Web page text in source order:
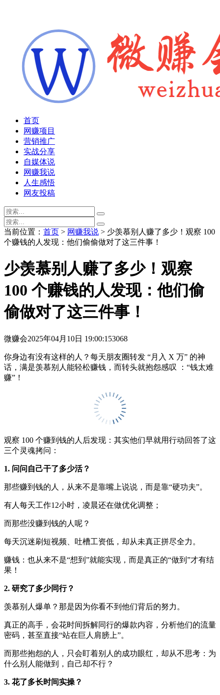
首页
网赚项目
营销推广
实战分享
自媒体说
网赚我说
人生感悟
网友投稿
当前位置： 首页 > 网赚我说 > 少羡慕别人赚了多少！观察 100
个赚钱的人发现：他们偷偷做对了这三件事！
少羡慕别人赚了多少！观察
100 个赚钱的人发现：他们偷
偷做对了这三件事！
微赚会2025年04月10日 19:00:153068
你身边有没有这样的人？每天朋友圈转发 “月入 X 万” 的神
话，满是羡慕别人能轻松赚钱，而转头就抱怨感叹 ：“钱太难
赚”！
观察 100 个赚到钱的人后发现：其实他们早就用行动回答了这
三个灵魂拷问：
1. 问问自己干了多少活？
那些赚到钱的人，从来不是靠嘴上说说，而是靠“硬功夫”。
有人每天工作12小时，凌晨还在做优化调整；
而那些没赚到钱的人呢？
每天沉迷刷短视频、吐槽工资低，却从未真正拼尽全力。
赚钱：也从来不是“想到”就能实现，而是真正的“做到”才有结
果！
2. 研究了多少同行？
羡慕别人爆单？那是因为你看不到他们背后的努力。
真正的高手，会花时间拆解同行的爆款内容，分析他们的流量
密码，甚至直接“站在巨人肩膀上”。
而那些抱怨的人，只会盯着别人的成功眼红，却从不思考：为
什么别人能做到，自己却不行？
3. 花了多长时间实操？